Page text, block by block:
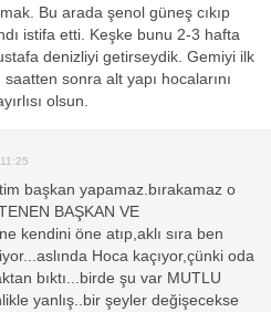
Bu arada şenol güneş cıkıp
istifa etti. Keşke bunu 2-3 hafta
denizliyi getirseydik. Gemiyi ilk
sonra alt yapı hocalarını
olsun.
başkan yapamaz.bırakamaz o
BAŞKAN VE
kendini öne atıp,aklı sıra ben
Hoca kaçıyor,çünki oda
bıktı...birde şu var MUTLU
yanlış..bir şeyler değişecekse